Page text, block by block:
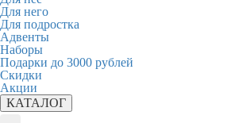
Для него
Для подростка
Адвенты
Наборы
Подарки до 3000 рублей
Скидки
Акции
КАТАЛОГ